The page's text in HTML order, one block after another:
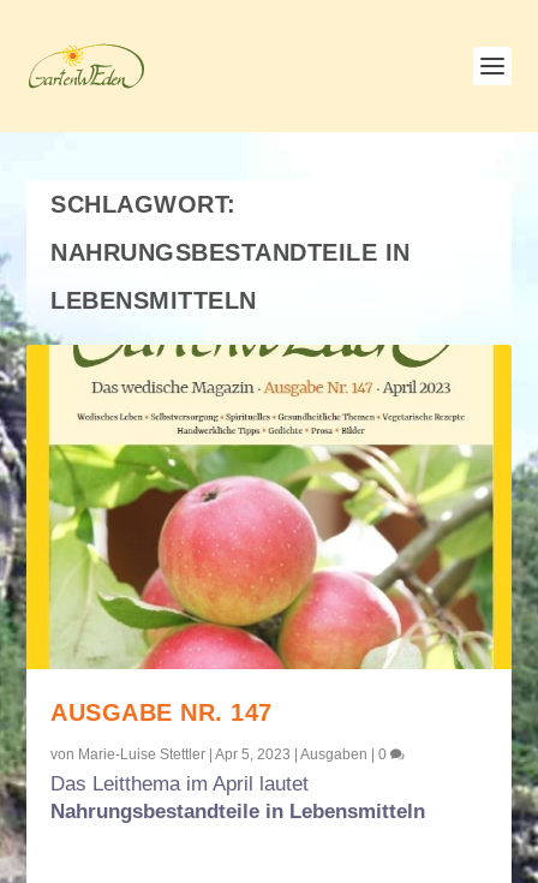
SCHLAGWORT:
NAHRUNGSBESTANDTEILE IN
LEBENSMITTELN
AUSGABE NR. 147
von Marie-Luise Stettler |Apr 5, 2023 |Ausgaben |0
Das Leitthema im April lautet
Nahrungsbestandteile in Lebensmitteln